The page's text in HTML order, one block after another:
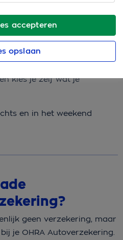
kies je zelf wat je
en in het weekend
geen verzekering, maar
je OHRA Autoverzekering.
accepteren
opslaan